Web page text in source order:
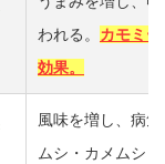
われる。 カモミ
効果。
風味を増し、病
ムシ・カメムシ